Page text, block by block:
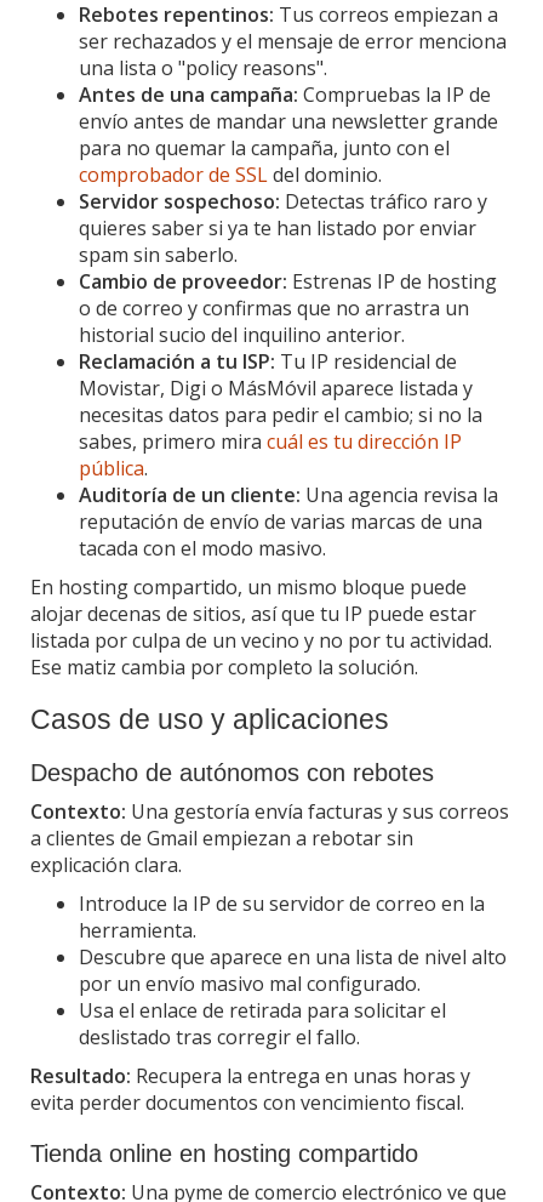
Rebotes repentinos: Tus correos empiezan a
ser rechazados y el mensaje de error menciona
una lista o "policy reasons".
Antes de una campaña: Compruebas la IP de
envío antes de mandar una newsletter grande
para no quemar la campaña, junto con el
comprobador de SSLdel dominio.
Servidor sospechoso: Detectas tráfico raro y
quieres saber si ya te han listado por enviar
spam sin saberlo.
Cambio de proveedor: Estrenas IP de hosting
o de correo y confirmas que no arrastra un
historial sucio del inquilino anterior.
Reclamación a tu ISP: Tu IP residencial de
Movistar, Digi o MásMóvil aparece listada y
necesitas datos para pedir el cambio; si no la
sabes, primero mira cuál es tu dirección IP
pública.
Auditoría de un cliente: Una agencia revisa la
reputación de envío de varias marcas de una
tacada con el modo masivo.
En hosting compartido, un mismo bloque puede
alojar decenas de sitios, así que tu IP puede estar
listada por culpa de un vecino y no por tu actividad.
Ese matiz cambia por completo la solución.
Casos de uso y aplicaciones
Despacho de autónomos con rebotes
Contexto: Una gestoría envía facturas y sus correos
a clientes de Gmail empiezan a rebotar sin
explicación clara.
Introduce la IP de su servidor de correo en la
herramienta.
Descubre que aparece en una lista de nivel alto
por un envío masivo mal configurado.
Usa el enlace de retirada para solicitar el
deslistado tras corregir el fallo.
Resultado: Recupera la entrega en unas horas y
evita perder documentos con vencimiento fiscal.
Tienda online en hosting compartido
Contexto: Una pyme de comercio electrónico ve que